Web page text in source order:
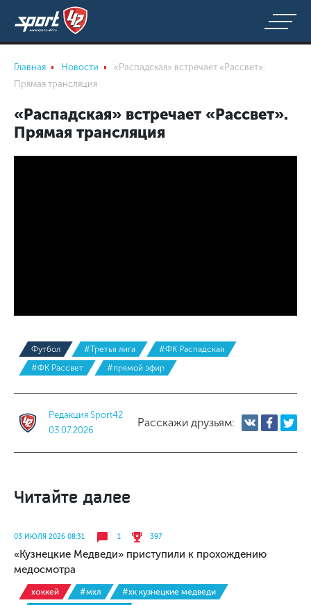
Главная Новости
«Распадская» встречает «Рассвет».
Прямая трансляция
«Распадская» встречает «Рассвет».
Прямая трансляция
Футбол #Третья лига
#ФК Распадская
#ФК Рассвет
#прямой эфир
Редакция Sport42
03.07.2026
Расскажи друзьям:
Читайте далее
03 ИЮЛЯ 2026 08:31 1 397
«Кузнецкие Медведи» приступили к прохождению
медосмотра
хоккей #мхл
#хк кузнецкие медведи